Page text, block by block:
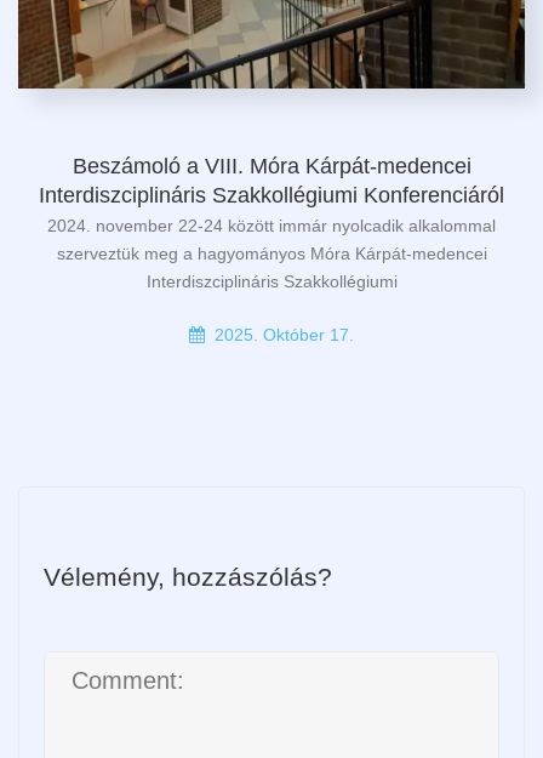
Beszámoló a VIII. Móra Kárpát-medencei
Interdiszciplináris Szakkollégiumi Konferenciáról
2024. november 22-24 között immár nyolcadik alkalommal
szerveztük meg a hagyományos Móra Kárpát-medencei
Interdiszciplináris Szakkollégiumi
2025. Október 17.
Vélemény, hozzászólás?